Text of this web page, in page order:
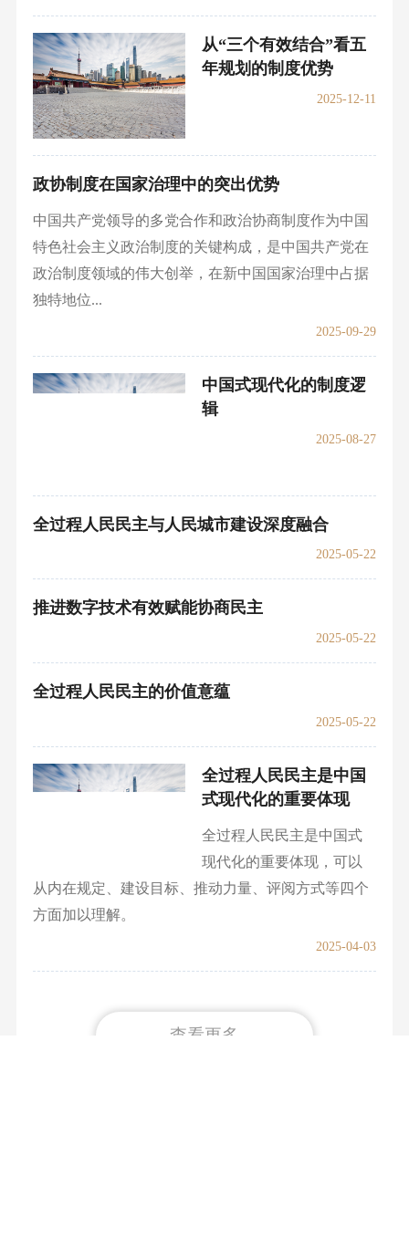
从“三个有效结合”看五
年规划的制度优势
2025-12-11
政协制度在国家治理中的突出优势
中国共产党领导的多党合作和政治协商制度作为中国
特色社会主义政治制度的关键构成，是中国共产党在
政治制度领域的伟大创举，在新中国国家治理中占据
独特地位...
2025-09-29
中国式现代化的制度逻
辑
2025-08-27
全过程人民民主与人民城市建设深度融合
2025-05-22
推进数字技术有效赋能协商民主
2025-05-22
全过程人民民主的价值意蕴
2025-05-22
全过程人民民主是中国
式现代化的重要体现
全过程人民民主是中国式
现代化的重要体现，可以
从内在规定、建设目标、推动力量、评阅方式等四个
方面加以理解。
2025-04-03
查看更多